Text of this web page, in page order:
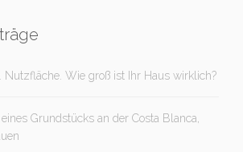
Nutzfläche. Wie groß ist Ihr Haus wirklich?
Grundstücks an der Costa Blanca,